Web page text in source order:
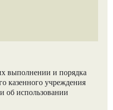
выполнении и порядка
казенного учреждения
об использовании